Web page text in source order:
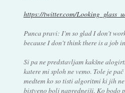
https://twitter.com/
Punca pravi: I'm so glad I don't
because I don't think there is a job
Si pa ne predstavljam kakšne
katere mi sploh ne vemo. Tole je
medtem ko so tisti algoritmi ki jih
bistveno bolj naprednejši. Ko bodo